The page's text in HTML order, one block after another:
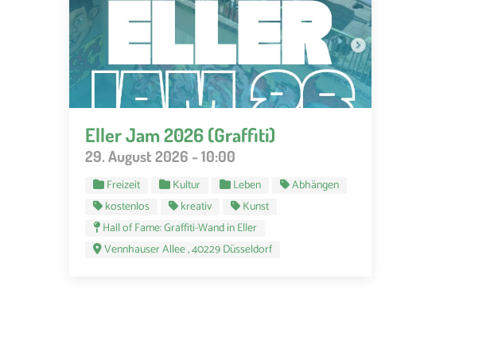
Eller Jam 2026 (Graffiti)
29. August 2026 - 10:00
Freizeit Kultur Leben
Abhängen
kostenlos
kreativ
Kunst
Hall of Fame: Graffiti-Wand in Eller
Vennhauser Allee , 40229 Düsseldorf